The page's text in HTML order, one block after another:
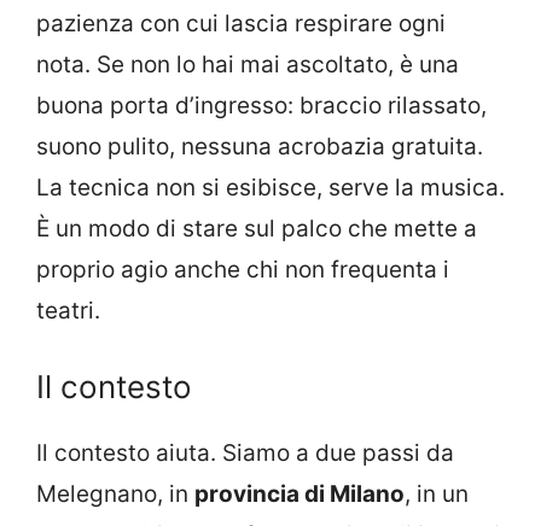
pazienza con cui lascia respirare ogni
nota. Se non lo hai mai ascoltato, è una
buona porta d’ingresso: braccio rilassato,
suono pulito, nessuna acrobazia gratuita.
La tecnica non si esibisce, serve la musica.
È un modo di stare sul palco che mette a
proprio agio anche chi non frequenta i
teatri.
Il contesto
Il contesto aiuta. Siamo a due passi da
Melegnano, in provincia di Milano, in un